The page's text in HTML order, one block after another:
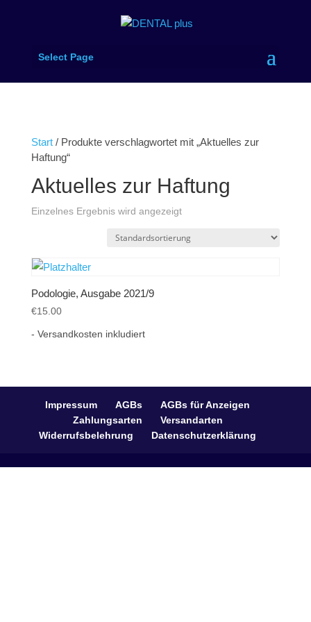
Select Page
Start/ Produkte verschlagwortet mit „Aktuelles zur
Haftung“
Aktuelles zur Haftung
Einzelnes Ergebnis wird angezeigt
Podologie, Ausgabe 2021/9
€15.00
- Versandkosten inkludiert
Impressum AGBs
AGBs für Anzeigen
Zahlungsarten
Versandarten
Widerrufsbelehrung
Datenschutzerklärung